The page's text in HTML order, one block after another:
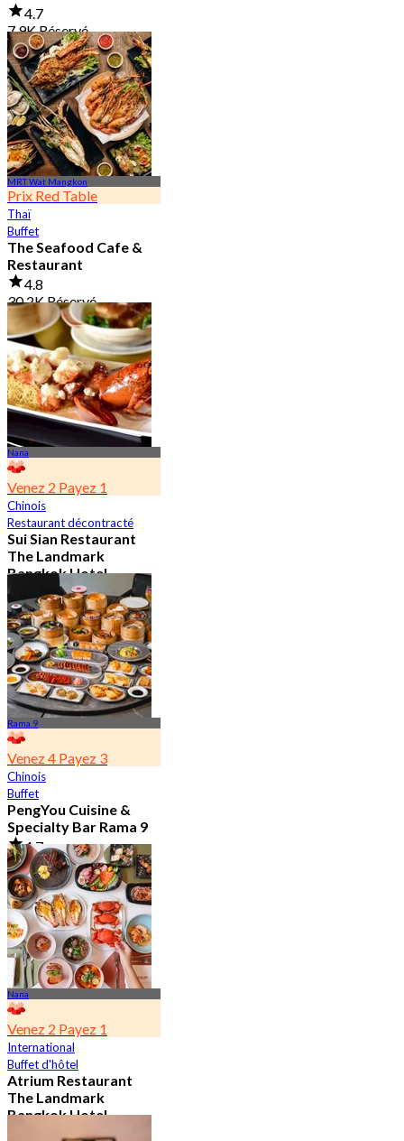
4.7
7.9K Réservé
De฿ 950
MRT Wat Mangkon
Prix Red Table
Thaï
Buffet
The Seafood Cafe &
Restaurant
4.8
30.2K Réservé
De ฿ 645
Nana
Venez 2 Payez 1
Chinois
Restaurant décontracté
Sui Sian Restaurant
The Landmark
Bangkok Hotel
4.7
15.1K Réservé
De฿ 808
Rama 9
Venez 4 Payez 3
Chinois
Buffet
PengYou Cuisine &
Specialty Bar Rama 9
4.7
5.1K Réservé
De฿ 294.25
Nana
Venez 2 Payez 1
International
Buffet d'hôtel
Atrium Restaurant
The Landmark
Bangkok Hotel